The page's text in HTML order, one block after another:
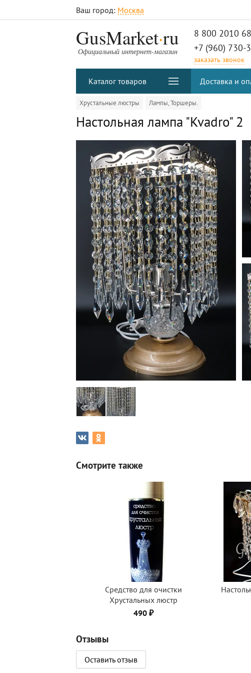
Ваш город: Москва
GusMarket.ru
Официальный интернет-магазин
8 800 2010
+7 (960) 730-
заказать звонок
Каталог товаров Доставка и
Хрустальные люстры Лампы, Торшеры.
Настольная лампа "Kvadro" 2
Смотрите также
Средство для очистки
Хрустальных люстр
490 ₽
Отзывы
Оставить отзыв